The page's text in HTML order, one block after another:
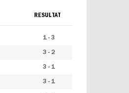
RESULTAT
1 - 3
3 - 2
3 - 1
3 - 1